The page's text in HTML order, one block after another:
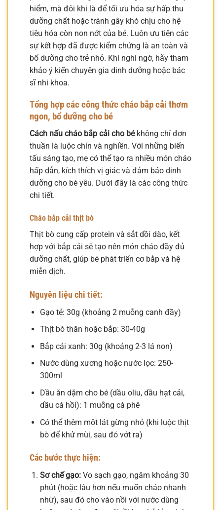
hiểm, mà đôi khi là để tối ưu hóa sự hấp thu
dưỡng chất hoặc tránh gây khó chịu cho hệ
tiêu hóa còn non nớt của bé. Luôn ưu tiên các
sự kết hợp đã được kiểm chứng là an toàn và
bổ dưỡng cho trẻ nhỏ. Khi nghi ngờ, hãy tham
khảo ý kiến chuyên gia dinh dưỡng hoặc bác
sĩ nhi khoa.
Tổng hợp các công thức cháo bắp cải thơm
ngon, bổ dưỡng cho bé
Cách nấu cháo bắp cải cho békhông chỉ đơn
thuần là luộc chín và nghiền. Với những biến
tấu sáng tạo, mẹ có thể tạo ra nhiều món cháo
hấp dẫn, kích thích vị giác và đảm bảo dinh
dưỡng cho bé yêu. Dưới đây là các công thức
chi tiết.
Cháo bắp cải thịt bò
Thịt bò cung cấp protein và sắt dồi dào, kết
hợp với bắp cải sẽ tạo nên món cháo đầy đủ
dưỡng chất, giúp bé phát triển cơ bắp và hệ
miễn dịch.
Nguyên liệu chi tiết:
Gạo tẻ: 30g (khoảng 2 muỗng canh đầy)
Thịt bò thăn hoặc bắp: 30-40g
Bắp cải xanh: 30g (khoảng 2-3 lá non)
Nước dùng xương hoặc nước lọc: 250-
300ml
Dầu ăn dặm cho bé (dầu oliu, dầu hạt cải,
dầu cá hồi): 1 muỗng cà phê
Có thể thêm một lát gừng nhỏ (khi luộc thịt
bò để khử mùi, sau đó vớt ra)
Các bước thực hiện:
Sơ chế gạo:Vo sạch gạo, ngâm khoảng 30
phút (hoặc lâu hơn nếu muốn cháo nhanh
nhừ), sau đó cho vào nồi với nước dùng